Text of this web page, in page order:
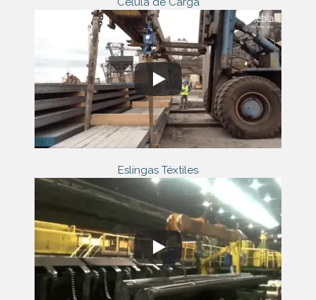
Eslingas Téxtiles